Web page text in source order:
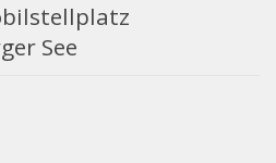
See